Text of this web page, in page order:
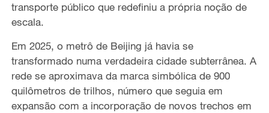
transporte público que redefiniu a própria noção de
escala.
Em 2025, o metrô de Beijing já havia se
transformado numa verdadeira cidade subterrânea. A
rede se aproximava da marca simbólica de 900
quilômetros de trilhos, número que seguia em
expansão com a incorporação de novos trechos em